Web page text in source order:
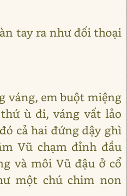
tay ra như đối thoại
váng, em buột miệng
ù đi, váng vất lảo
cả hai đứng dậy ghì
Vũ chạm đỉnh đầu
và môi Vũ đậu ở cổ
một chú chim non